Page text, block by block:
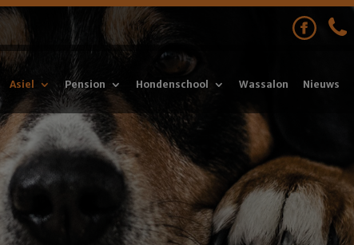
Asiel Pension Hondenschool Wassalon Nieuws